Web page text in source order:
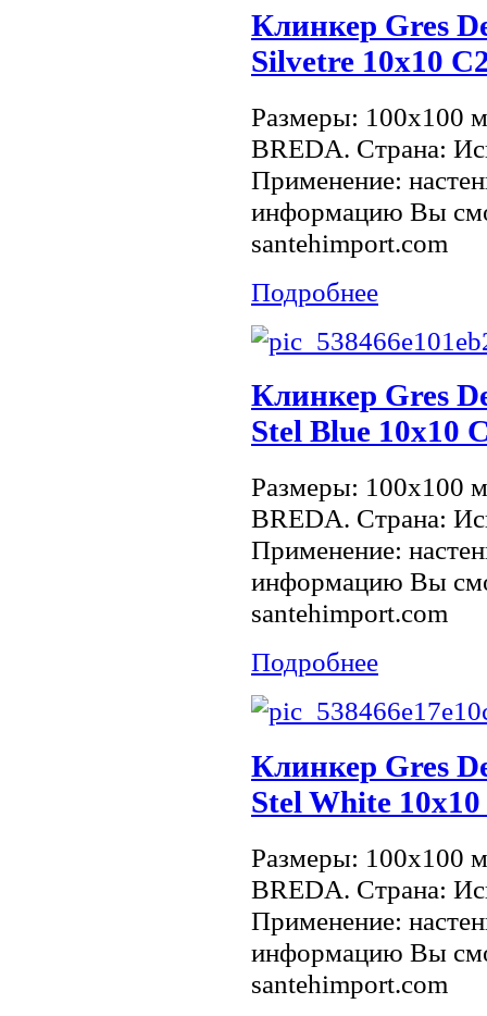
Клинкер Gres
Silvetre 10х10
Размеры: 100x100
BREDA. Страна:
Применение:
информацию Вы
santehimport.com
Подробнее
Клинкер Gres
Stel Blue 10х10
Размеры: 100x100
BREDA. Страна:
Применение:
информацию Вы
santehimport.com
Подробнее
Клинкер Gres
Stel White
Размеры: 100x100
BREDA. Страна:
Применение:
информацию Вы
santehimport.com